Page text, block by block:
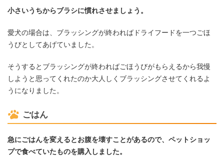
小さいうちからブラシに慣れさせましょう。
愛犬の場合は、ブラッシングが終わればドライフードを一つごほ
うびとしてあげていました。
そうするとブラッシングが終わればごほうびがもらえるから我慢
しようと思ってくれたのか大人しくブラッシングさせてくれるよ
うになりました。
ごはん
急にごはんを変えるとお腹を壊すことがあるので、ペットショッ
プで食べていたものを購入しました。